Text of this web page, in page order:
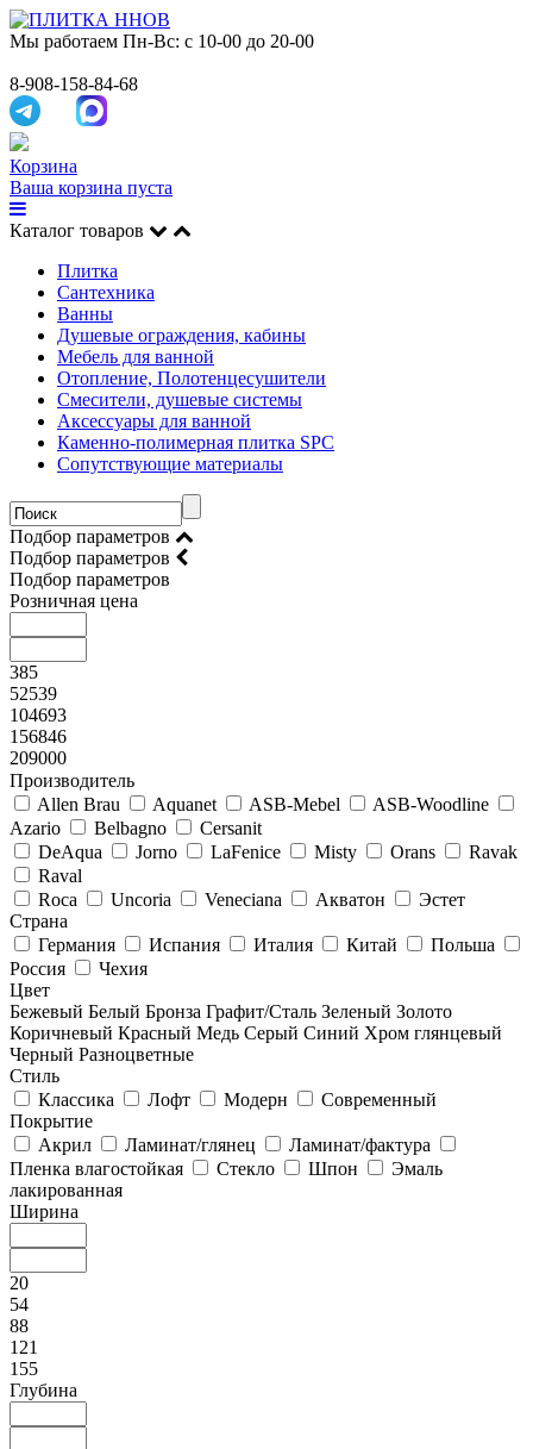
Мы работаем Пн-Вс: с 10-00 до 20-00
8-908-158-84-68
Корзина
Ваша корзина пуста
Каталог товаров
Плитка
Сантехника
Ванны
Душевые ограждения, кабины
Мебель для ванной
Отопление, Полотенцесушители
Смесители, душевые системы
Аксессуары для ванной
Каменно-полимерная плитка SPC
Сопутствующие материалы
Подбор параметров
Подбор параметров
Подбор параметров
Розничная цена
385
52539
104693
156846
209000
Производитель
Allen Brau
Aquanet ASB-Mebel
ASB-Woodline
Azario
Belbagno
Cersanit
DeAqua
Jorno LaFenice Misty Orans
Ravak
Raval
Roca
Uncoria Veneciana Акватон
Эстет
Страна
Германия
Испания Италия Китай
Польша
Россия
Чехия
Цвет
Бежевый Белый Бронза Графит/Сталь Зеленый Золото
Коричневый Красный Медь Серый Синий Хром глянцевый
Черный Разноцветные
Стиль
Классика
Лофт Модерн
Современный
Покрытие
Акрил
Ламинат/глянец
Ламинат/фактура
Пленка влагостойкая
Стекло Шпон
Эмаль
лакированная
Ширина
20
54
88
121
155
Глубина